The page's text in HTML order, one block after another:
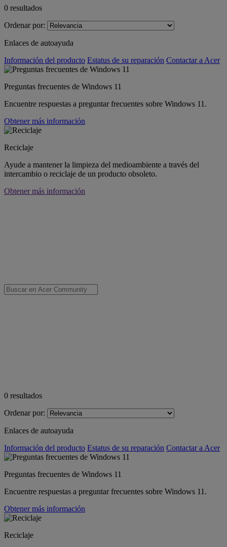
0 resultados
Ordenar por:
Enlaces de autoayuda
Información del producto Estatus de su reparación Contactar a Acer
Preguntas frecuentes de Windows 11
Encuentre respuestas a preguntar frecuentes sobre Windows 11.
Obtener más información
Reciclaje
Ayude a mantener la limpieza del medioambiente a través del
intercambio o reciclaje de un producto obsoleto.
Obtener más información
0 resultados
Ordenar por:
Enlaces de autoayuda
Información del producto Estatus de su reparación Contactar a Acer
Preguntas frecuentes de Windows 11
Encuentre respuestas a preguntar frecuentes sobre Windows 11.
Obtener más información
Reciclaje